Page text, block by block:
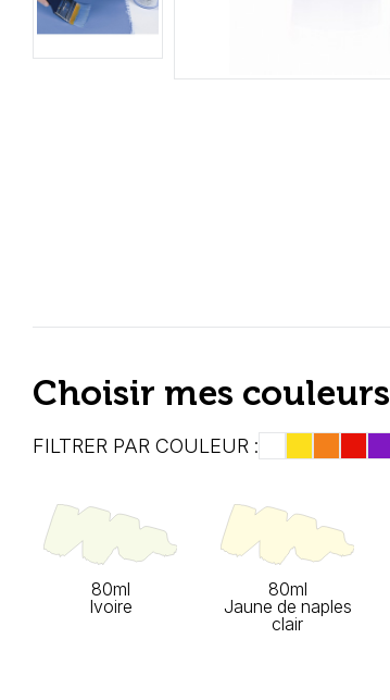
Choisir mes couleurs
FILTRER PAR COULEUR :
80ml
Ivoire
80ml
Jaune de naples
clair